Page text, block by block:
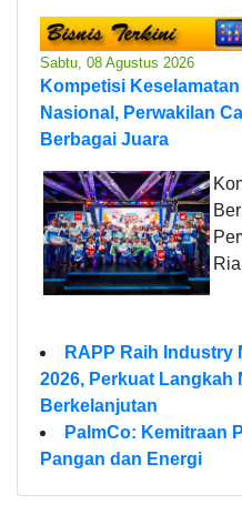
Sabtu, 08 Agustus 2026
Kompetisi
Nasional, Perwakilan
Berbagai Juara
RAPP Raih Industry
2026, Perkuat Langkah
Berkelanjutan
PalmCo: Kemitraan
Pangan dan Energi